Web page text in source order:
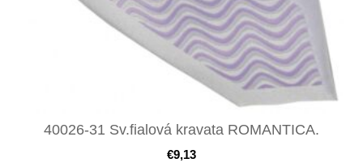
40026-31 Sv.fialová kravata ROMANTICA.
€9,13